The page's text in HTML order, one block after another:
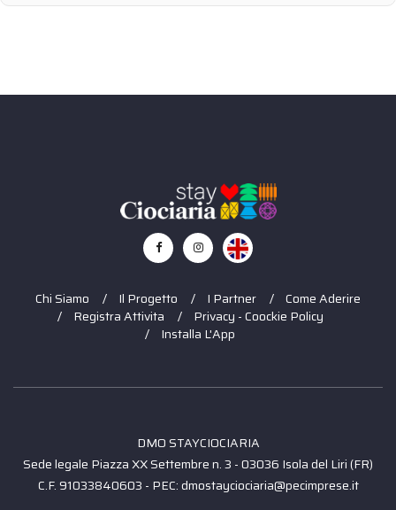
Chi Siamo Il Progetto I Partner
Come Aderire
Registra Attivita
Privacy - Coockie Policy
Installa L'App
DMO STAYCIOCIARIA
Sede legale Piazza XX Settembre n. 3 - 03036 Isola del Liri (FR)
C.F. 91033840603 - PEC: dmostayciociaria@pecimprese.it